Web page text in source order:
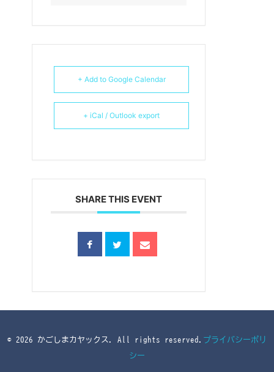
+ Add to Google Calendar
+ iCal / Outlook export
SHARE THIS EVENT
© 2026 かごしまカヤックス. All rights reserved. プライバシーポリ
シー